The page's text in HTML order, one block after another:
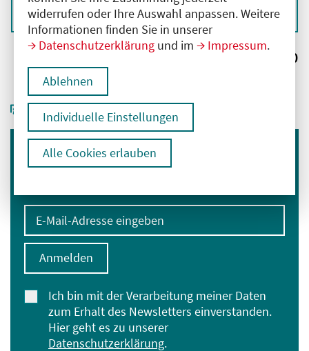
widerrufen oder Ihre Auswahl anpassen. Weitere
Informationen finden Sie in unserer
Datenschutzerklärung und im Impressum.
Ablehnen
Individuelle Einstellungen
Alle Cookies erlauben
Sortieren nach
Ergebnisse: 0
Immer informiert bleiben
E-Mail-Adresse eingeben
Ich bin mit der Verarbeitung meiner Daten
zum Erhalt des Newsletters einverstanden.
Hier geht es zu unserer
Datenschutzerklärung.
Anmelden